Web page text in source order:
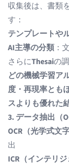
収集後は、書類
す：
テンプレートや
AI主導の分類 ：
さらにThesaiの
どの機械学習ア
度・再現率とも
スよりも優れた
3. データ抽出（
OCR（光学式文
出
ICR（インテリ